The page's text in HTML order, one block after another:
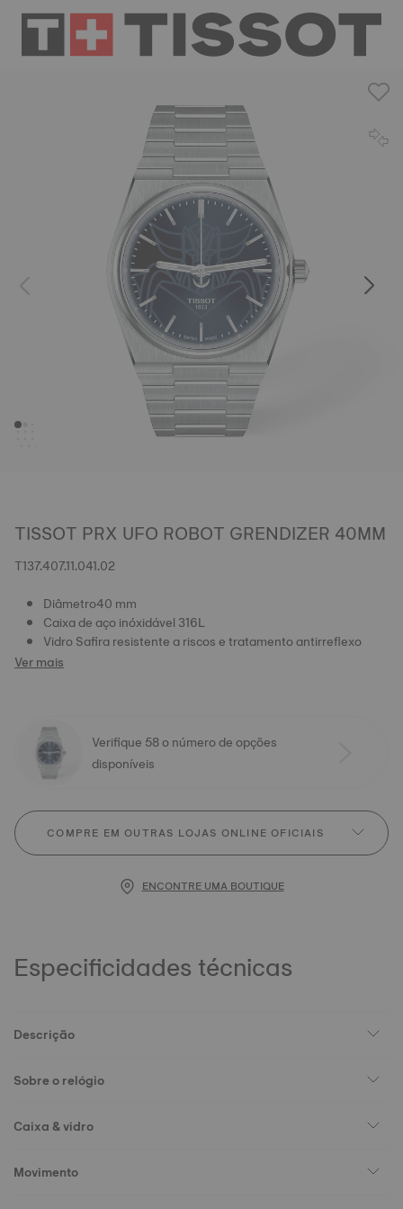
TISSOT PRX UFO ROBOT GRENDIZER 40MM
T137.407.11.041.02
Diâmetro40 mm
Caixa de aço inóxidável 316L
Vidro Safira resistente a riscos e tratamento antirreflexo
Ver mais
Verifique 58 o número de opções
disponíveis
COMPRE EM OUTRAS LOJAS ONLINE OFICIAIS
ENCONTRE UMA BOUTIQUE
Especificidades técnicas
Descrição
Sobre o relógio
Caixa & vidro
Movimento